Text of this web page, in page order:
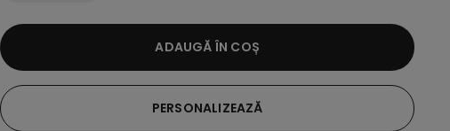
ADAUGĂ ÎN COȘ
PERSONALIZEAZĂ